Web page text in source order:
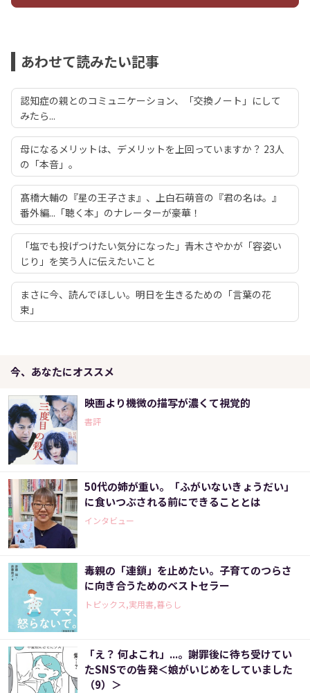
あわせて読みたい記事
認知症の親とのコミュニケーション、「交換ノート」にして
みたら...
母になるメリットは、デメリットを上回っていますか？ 23人
の「本音」。
髙橋大輔の『星の王子さま』、上白石萌音の『君の名は。』
番外編...「聴く本」のナレーターが豪華！
「塩でも投げつけたい気分になった」青木さやかが「容姿い
じり」を笑う人に伝えたいこと
まさに今、読んでほしい。明日を生きるための「言葉の花
束」
今、あなたにオススメ
映画より機微の描写が濃くて視覚的
書評
50代の姉が重い。「ふがいないきょうだい」
に食いつぶされる前にできることとは
インタビュー
毒親の「連鎖」を止めたい。子育てのつらさ
に向き合うためのベストセラー
トピックス,実用書,暮らし
「え？ 何よこれ」...。謝罪後に待ち受けてい
たSNSでの告発＜娘がいじめをしていました
（9）＞